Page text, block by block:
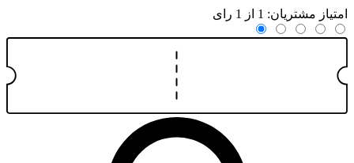
امتیاز مشتریان: 1 از 1 رای